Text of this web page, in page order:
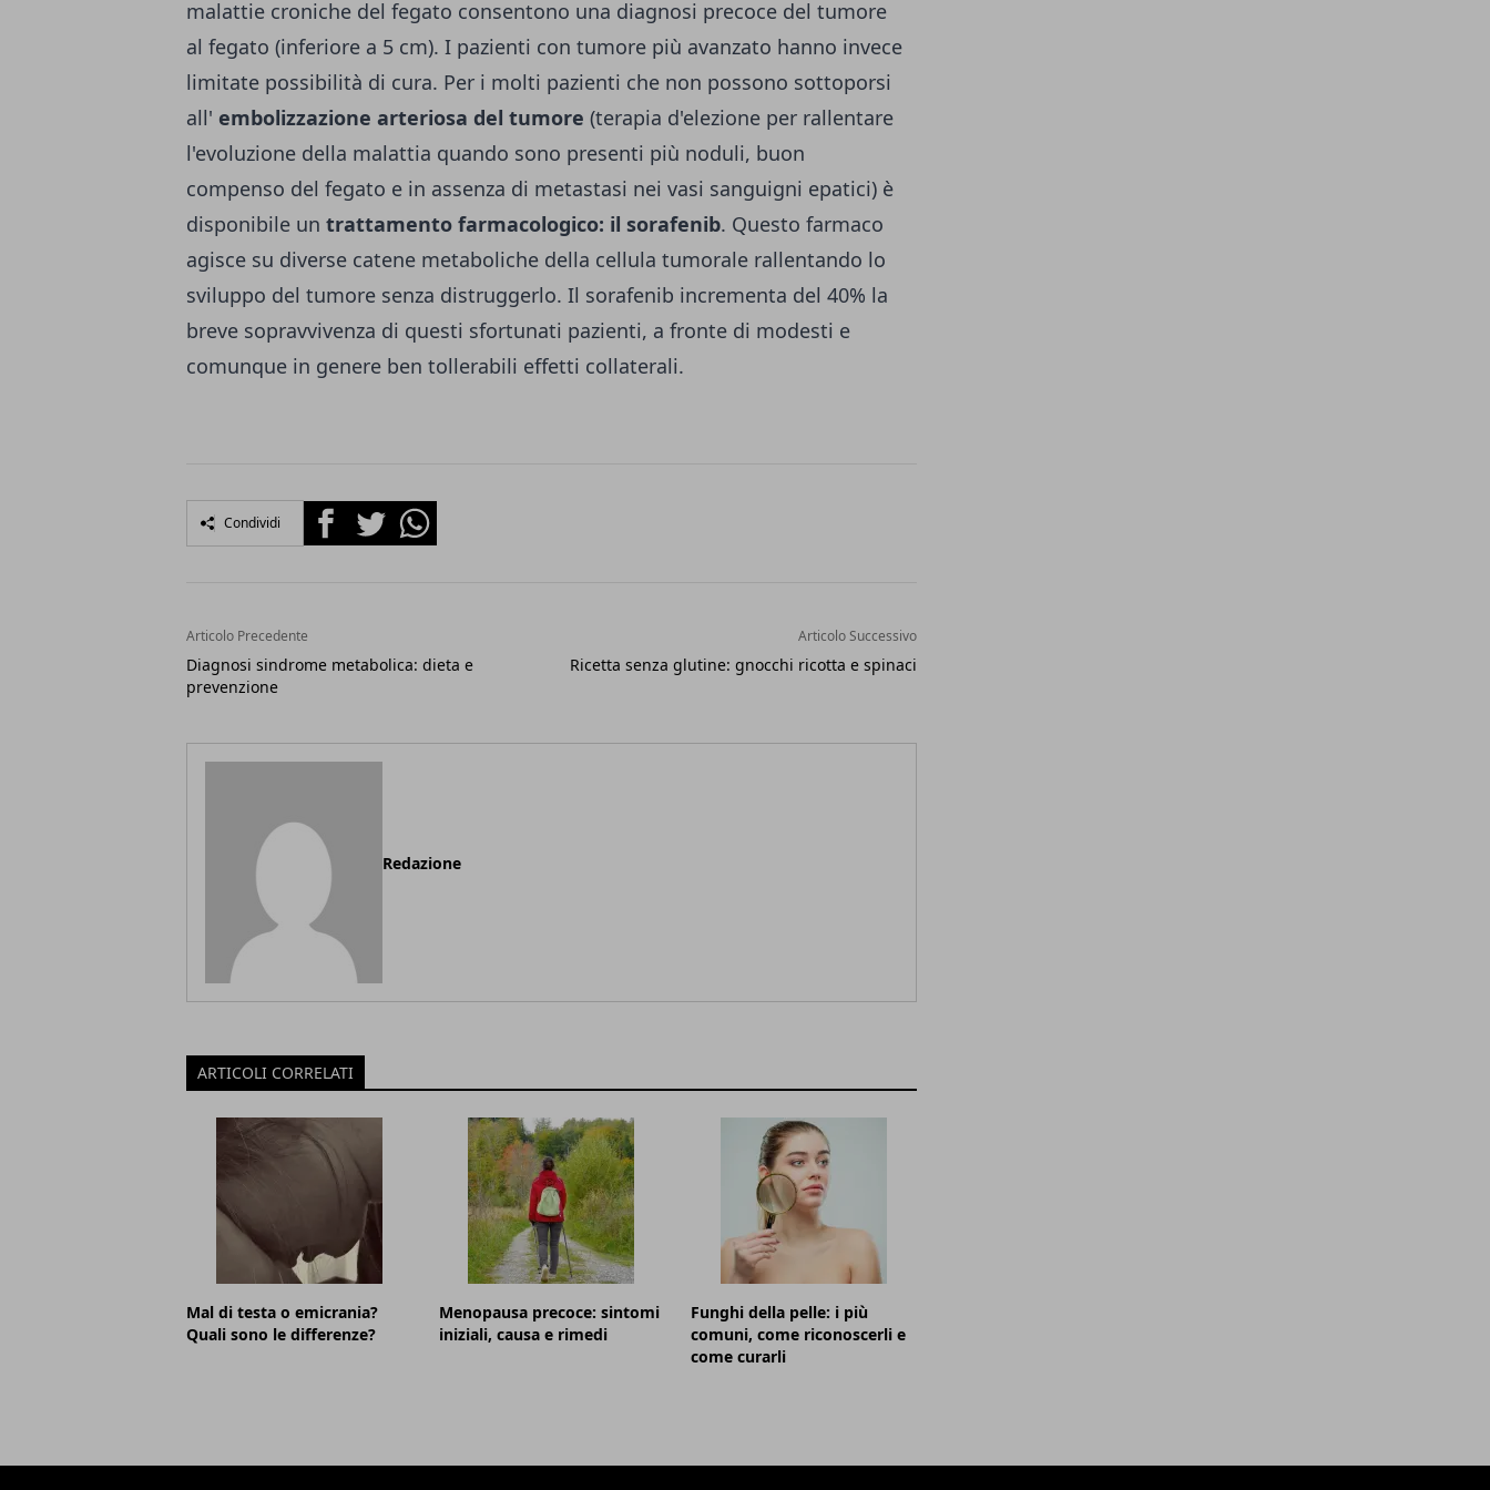
malattie croniche del fegato consentono una diagnosi precoce del tumore
al fegato (inferiore a 5 cm). I pazienti con tumore più avanzato hanno invece
limitate possibilità di cura. Per i molti pazienti che non possono sottoporsi
all' embolizzazione arteriosa del tumore (terapia d'elezione per rallentare
l'evoluzione della malattia quando sono presenti più noduli, buon
compenso del fegato e in assenza di metastasi nei vasi sanguigni epatici) è
disponibile un trattamento farmacologico: il sorafenib. Questo farmaco
agisce su diverse catene metaboliche della cellula tumorale rallentando lo
sviluppo del tumore senza distruggerlo. Il sorafenib incrementa del 40% la
breve sopravvivenza di questi sfortunati pazienti, a fronte di modesti e
comunque in genere ben tollerabili effetti collaterali.
Condividi FacebookTwitterWhatsapp
Articolo Precedente
Diagnosi sindrome metabolica: dieta e
prevenzione
Articolo Successivo
Ricetta senza glutine: gnocchi ricotta e spinaci
Redazione
ARTICOLI CORRELATI
Mal di testa o emicrania?
Quali sono le differenze?
Menopausa precoce: sintomi
iniziali, causa e rimedi
Funghi della pelle: i più
comuni, come riconoscerli e
come curarli